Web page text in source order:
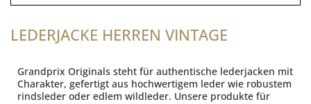
LEDERJACKE HERREN VINTAGE
Grandprix Originals steht für authentische lederjacken mit
Charakter, gefertigt aus hochwertigem leder wie robustem
rindsleder oder edlem wildleder. Unsere produkte für